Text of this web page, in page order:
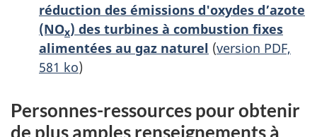
réduction des émissions d'oxydes d’azote
(NOx) des turbines à combustion fixes
alimentées au gaz naturel (version PDF,
581 ko)
Personnes-ressources pour obtenir
de plus amples renseignements à